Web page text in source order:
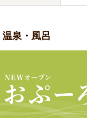
温泉・風呂